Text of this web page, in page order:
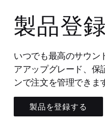
製品登録
いつでも最高のサウン
アアップグレード、保
ンで注文を管理できま
製品を登録する